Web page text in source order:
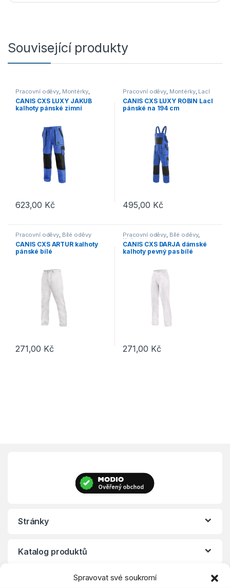
Spravovat své soukromí
Související produkty
Pracovní oděvy Montérky,
Výprodej
CANIS CXS LUXY JAKUB
kalhoty pánské zimní
623,00 Kč
Tento produkt má více variant. Možnosti lze vybrat na stránce
Pracovní oděvy Montérky, Lacl
CANIS CXS LUXY ROBIN Lacl
pánské na 194 cm
495,00 Kč
Tento produkt má více
Pracovní oděvy, Bílé oděvy
CANIS CXS ARTUR kalhoty
pánské bílé
271,00 Kč
Tento produkt má více variant. Možnosti lze vybrat na stránce
Pracovní oděvy, Bílé oděvy,
Kalhoty
CANIS CXS DARJA dámské
kalhoty pevný pas bílé
271,00 Kč
Tento produkt má více
Stránky
Katalog produktů